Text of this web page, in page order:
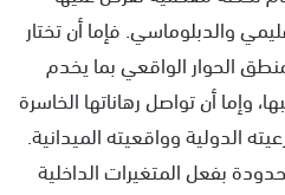
والدبلوماسي. فإما أن تختار
الحوار الواقعي بما يخدم
وإما أن تواصل رهاناتها الخاسرة
الدولية وواقعيته الميدانية.
بفعل المتغيرات الداخلية